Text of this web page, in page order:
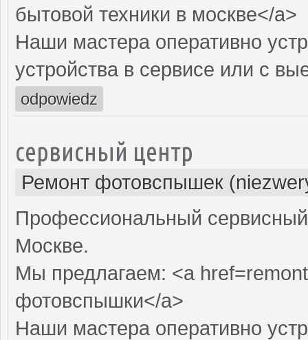
бытовой техники в москве</a>
Наши мастера оперативно
устройства в сервисе или с
odpowiedz
сервисный центр
Ремонт фотовспышек
Профессиональный
Москве.
Мы предлагаем: <a
фотовспышки</a>
Наши мастера оперативно